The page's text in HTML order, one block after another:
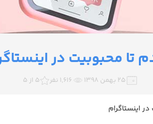
۲۵ بهمن ۱۳۹۸ 1,616 نفر 5 از 5